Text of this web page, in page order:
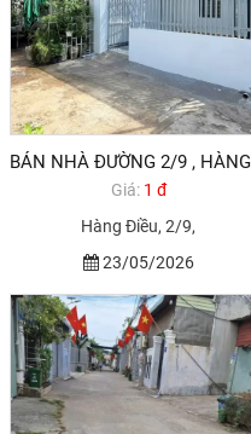
Giá: 1 đ
Hàng Điều, 2/9,
23/05/2026